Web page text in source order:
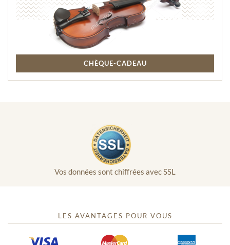
CHÈQUE-CADEAU
Vos données sont chiffrées avec SSL
LES AVANTAGES POUR VOUS